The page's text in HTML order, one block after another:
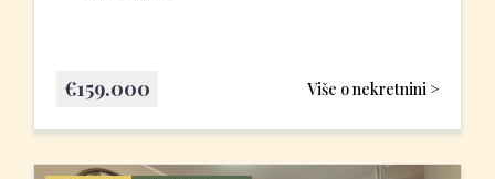
Više o nekretnini >
€159.000